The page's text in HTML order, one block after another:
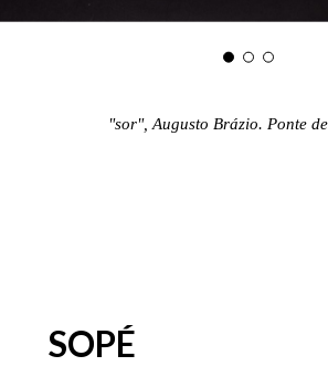
"sor", Augusto Brázio. Ponte
SOPÉ